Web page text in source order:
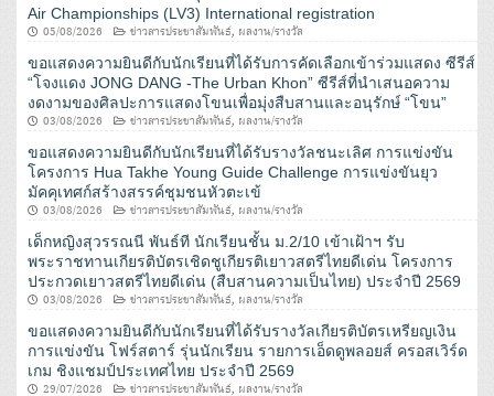
Air Championships (LV3) International registration
05/08/2026
ข่าวสารประชาสัมพันธ์, ผลงาน/รางวัล
ขอแสดงความยินดีกับนักเรียนที่ได้รับการคัดเลือกเข้าร่วมแสดง ซีรีส์
“โจงแดง JONG DANG -The Urban Khon” ซีรีส์ที่นําเสนอความ
งดงามของศิลปะการแสดงโขนเพื่อมุ่งสืบสานและอนุรักษ์ “โขน”
03/08/2026
ข่าวสารประชาสัมพันธ์, ผลงาน/รางวัล
ขอแสดงความยินดีกับนักเรียนที่ได้รับรางวัลชนะเลิศ การแข่งขัน
โครงการ Hua Takhe Young Guide Challenge การแข่งขันยุว
มัคคุเทศก์สร้างสรรค์ชุมชนหัวตะเข้
03/08/2026
ข่าวสารประชาสัมพันธ์, ผลงาน/รางวัล
เด็กหญิงสุวรรณนี พันธ์ที นักเรียนชั้น ม.2/10 เข้าเฝ้าฯ รับ
พระราชทานเกียรติบัตรเชิดชูเกียรติเยาวสตรีไทยดีเด่น โครงการ
ประกวดเยาวสตรีไทยดีเด่น (สืบสานความเป็นไทย) ประจําปี 2569
03/08/2026
ข่าวสารประชาสัมพันธ์, ผลงาน/รางวัล
ขอแสดงความยินดีกับนักเรียนที่ได้รับรางวัลเกียรติบัตรเหรียญเงิน
การแข่งขัน โฟร์สตาร์ รุ่นนักเรียน รายการเอ็ดดูพลอยส์ ครอสเวิร์ด
เกม ชิงแชมป์ประเทศไทย ประจําปี 2569
29/07/2026
ข่าวสารประชาสัมพันธ์, ผลงาน/รางวัล